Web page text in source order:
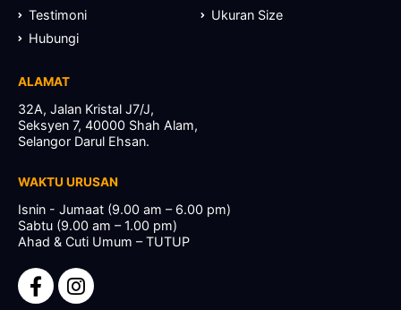
Testimoni
Ukuran Size
Hubungi
ALAMAT
32A, Jalan Kristal J7/J,
Seksyen 7, 40000 Shah Alam,
Selangor Darul Ehsan.
WAKTU URUSAN
Isnin - Jumaat (9.00 am – 6.00 pm)
Sabtu (9.00 am – 1.00 pm)
Ahad & Cuti Umum – TUTUP